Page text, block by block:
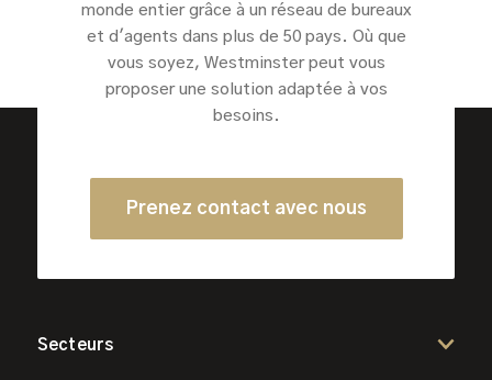
monde entier grâce à un réseau de bureaux
et d'agents dans plus de 50 pays. Où que
vous soyez, Westminster peut vous
proposer une solution adaptée à vos
besoins.
Prenez contact avec nous
Secteurs